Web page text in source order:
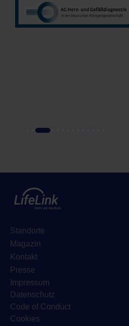
Prof. Dr. Oliver Mohrs
Standorte
Magazin
Kontakt
Presse
Impressum
Datenschutz
Code of Conduct
Cookies